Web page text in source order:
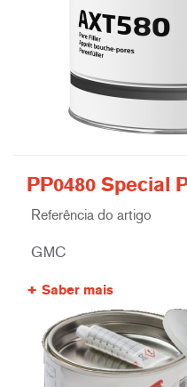
PP0480 Special
Referência do artigo
GMC
Saber mais